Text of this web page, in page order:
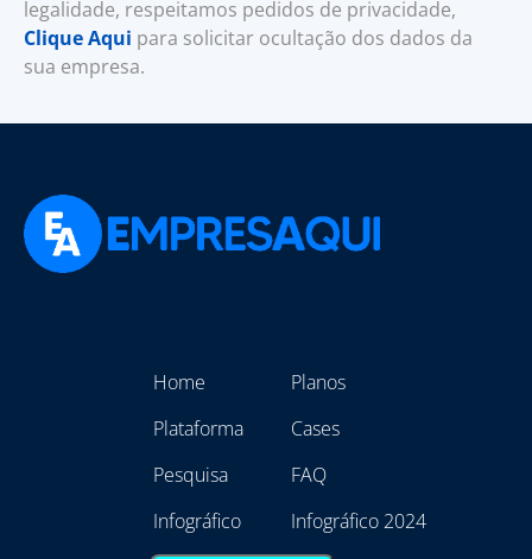
legalidade, respeitamos pedidos de privacidade,
Clique Aqui para solicitar ocultação dos dados da
sua empresa.
Home
Plataforma
Pesquisa
Infográfico
Planos
Cases
FAQ
Infográfico 2024